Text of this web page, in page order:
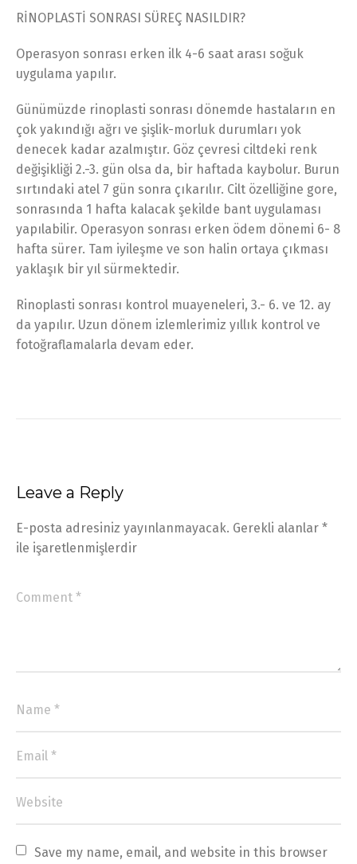
RİNOPLASTİ SONRASI SÜREÇ NASILDIR?
Operasyon sonrası erken ilk 4-6 saat arası soğuk
uygulama yapılır.
Günümüzde rinoplasti sonrası dönemde hastaların en
çok yakındığı ağrı ve şişlik-morluk durumları yok
denecek kadar azalmıştır. Göz çevresi ciltdeki renk
değişikliği 2.-3. gün olsa da, bir haftada kaybolur. Burun
sırtındaki atel 7 gün sonra çıkarılır. Cilt özelliğine gore,
sonrasında 1 hafta kalacak şekilde bant uygulaması
yapılabilir. Operasyon sonrası erken ödem dönemi 6- 8
hafta sürer. Tam iyileşme ve son halin ortaya çıkması
yaklaşık bir yıl sürmektedir.
Rinoplasti sonrası kontrol muayeneleri, 3.- 6. ve 12. ay
da yapılır. Uzun dönem izlemlerimiz yıllık kontrol ve
fotoğraflamalarla devam eder.
Leave a Reply
E-posta adresiniz yayınlanmayacak. Gerekli alanlar *
ile işaretlenmişlerdir
Save my name, email, and website in this browser